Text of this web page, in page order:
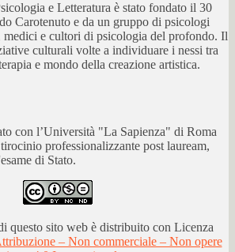
e Letteratura è stato fondato il 30
Carotenuto e da un gruppo di psicologi
medici e cultori di psicologia del profondo. Il
culturali volte a individuare i nessi tra
e mondo della creazione artistica.
con l’Università "La Sapienza" di Roma
professionalizzante post lauream,
di Stato.
questo sito web è distribuito con Licenza
– Non commerciale – Non opere